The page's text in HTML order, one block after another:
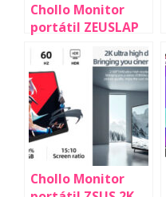
Chollo Monitor
portátil ZEUSLAP
IPS 2.5K de 16" por
sólo 90,98€ y envío
gratis con cupón
(-63%)
Chollo Monitor